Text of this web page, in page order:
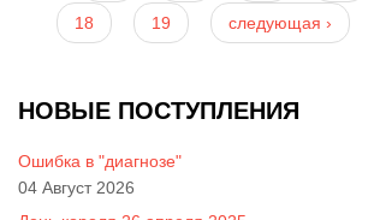
18 19 следующая ›
НОВЫЕ ПОСТУПЛЕНИЯ
Ошибка в "диагнозе"
04 Август 2026